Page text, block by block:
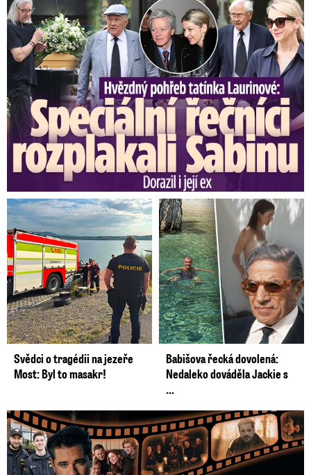
Speciální řečníci nad rakví Laurina: Rozbrečeli i dceru
Svědci o tragédii na jezeře
Most: Byl to masakr!
Babišova řecká dovolená:
Nedaleko dováděla Jackie s
...
Prima vytasila podzimní trumfy! Další Zrádci a žhavé novinky